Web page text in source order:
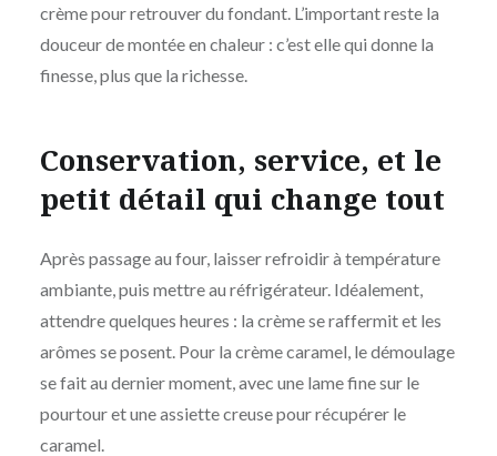
crème pour retrouver du fondant. L’important reste la
douceur de montée en chaleur : c’est elle qui donne la
finesse, plus que la richesse.
Conservation, service, et le
petit détail qui change tout
Après passage au four, laisser refroidir à température
ambiante, puis mettre au réfrigérateur. Idéalement,
attendre quelques heures : la crème se raffermit et les
arômes se posent. Pour la crème caramel, le démoulage
se fait au dernier moment, avec une lame fine sur le
pourtour et une assiette creuse pour récupérer le
caramel.